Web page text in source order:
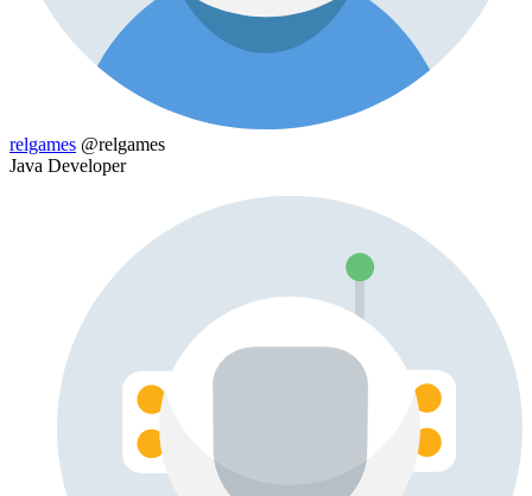
relgames @relgames
Java Developer